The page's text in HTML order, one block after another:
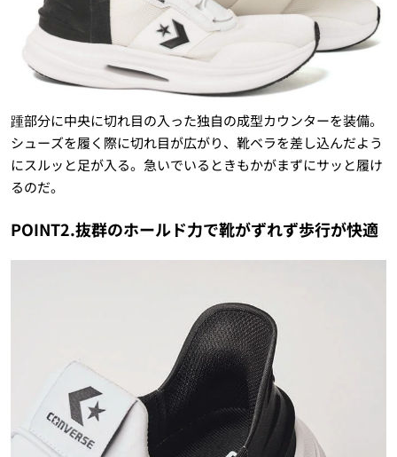
踵部分に中央に切れ目の入った独自の成型カウンターを装備。
シューズを履く際に切れ目が広がり、靴ベラを差し込んだよう
にスルッと足が入る。急いでいるときもかがまずにサッと履け
るのだ。
POINT2.抜群のホールド力で靴がずれず歩行が快適